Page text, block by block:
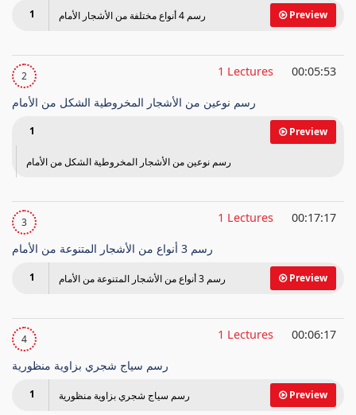
1 Preview رسم 4 أنواع مختلفة من الأشجار الأمام
2 1 Lectures 00:05:53
رسم نوعين من الأشجار المخروطية الشكل من الأمام
1 Preview
رسم نوعين من الأشجار المخروطية الشكل من الأمام
3 1 Lectures 00:17:17
رسم 3 أنواع من الأشجار المتنوعة من الأمام
1 Preview رسم 3 أنواع من الأشجار المتنوعة من الأمام
4 1 Lectures 00:06:17
رسم سياج شجري بزاوية منظورية
1 Preview رسم سياج شجري بزاوية منظورية